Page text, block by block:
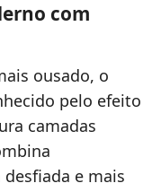
com
ousado, o
pelo efeito
camadas
e mais